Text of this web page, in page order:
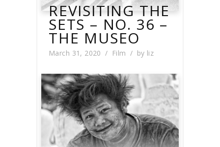
REVISITING THE
SETS – NO. 36 –
THE MUSEO
March 31, 2020 Film by liz